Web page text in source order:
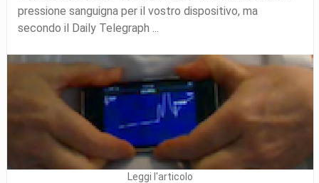
pressione sanguigna per il vostro dispositivo, ma
secondo il Daily Telegraph ...
Leggi l'articolo